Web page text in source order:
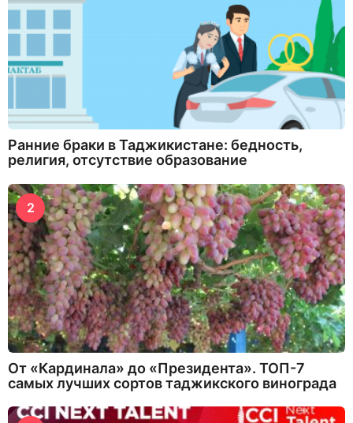
Ранние браки в Таджикистане: бедность,
религия, отсутствие образование
2
От «Кардинала» до «Президента». ТОП-7
самых лучших сортов таджикского винограда